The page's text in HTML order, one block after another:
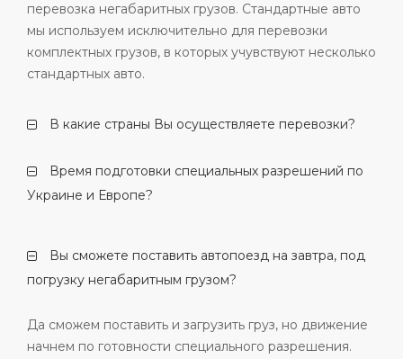
перевозка негабаритных грузов. Стандартные авто
мы используем исключительно для перевозки
комплектных грузов, в которых учувствуют несколько
стандартных авто.
В какие страны Вы осуществляете перевозки?
Время подготовки специальных разрешений по
Украине и Европе?
Вы сможете поставить автопоезд на завтра, под
погрузку негабаритным грузом?
Да сможем поставить и загрузить груз, но движение
начнем по готовности специального разрешения.